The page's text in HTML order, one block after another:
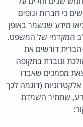
כי חברות וגופים
מידע שנשמר באופן
המקדמי של המשפט.
דורשים את
וגוברת בתקופה
מסמכים שאבדו
(דוגמה לכך
שתתיר השמדת